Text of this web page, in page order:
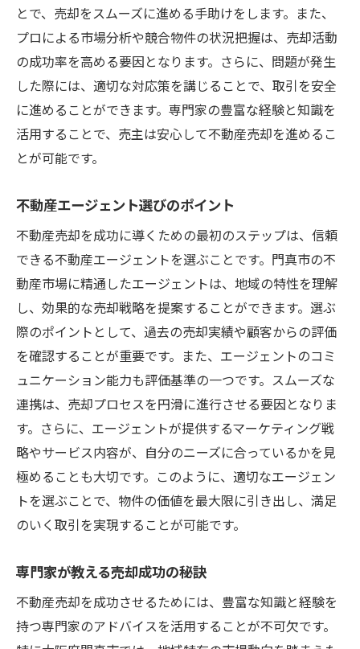
とで、売却をスムーズに進める手助けをします。また、
プロによる市場分析や競合物件の状況把握は、売却活動
の成功率を高める要因となります。さらに、問題が発生
した際には、適切な対応策を講じることで、取引を安全
に進めることができます。専門家の豊富な経験と知識を
活用することで、売主は安心して不動産売却を進めるこ
とが可能です。
不動産エージェント選びのポイント
不動産売却を成功に導くための最初のステップは、信頼
できる不動産エージェントを選ぶことです。門真市の不
動産市場に精通したエージェントは、地域の特性を理解
し、効果的な売却戦略を提案することができます。選ぶ
際のポイントとして、過去の売却実績や顧客からの評価
を確認することが重要です。また、エージェントのコミ
ュニケーション能力も評価基準の一つです。スムーズな
連携は、売却プロセスを円滑に進行させる要因となりま
す。さらに、エージェントが提供するマーケティング戦
略やサービス内容が、自分のニーズに合っているかを見
極めることも大切です。このように、適切なエージェン
トを選ぶことで、物件の価値を最大限に引き出し、満足
のいく取引を実現することが可能です。
専門家が教える売却成功の秘訣
不動産売却を成功させるためには、豊富な知識と経験を
持つ専門家のアドバイスを活用することが不可欠です。